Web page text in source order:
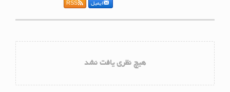
ایمیل RSS
هیچ نظری یافت نشد